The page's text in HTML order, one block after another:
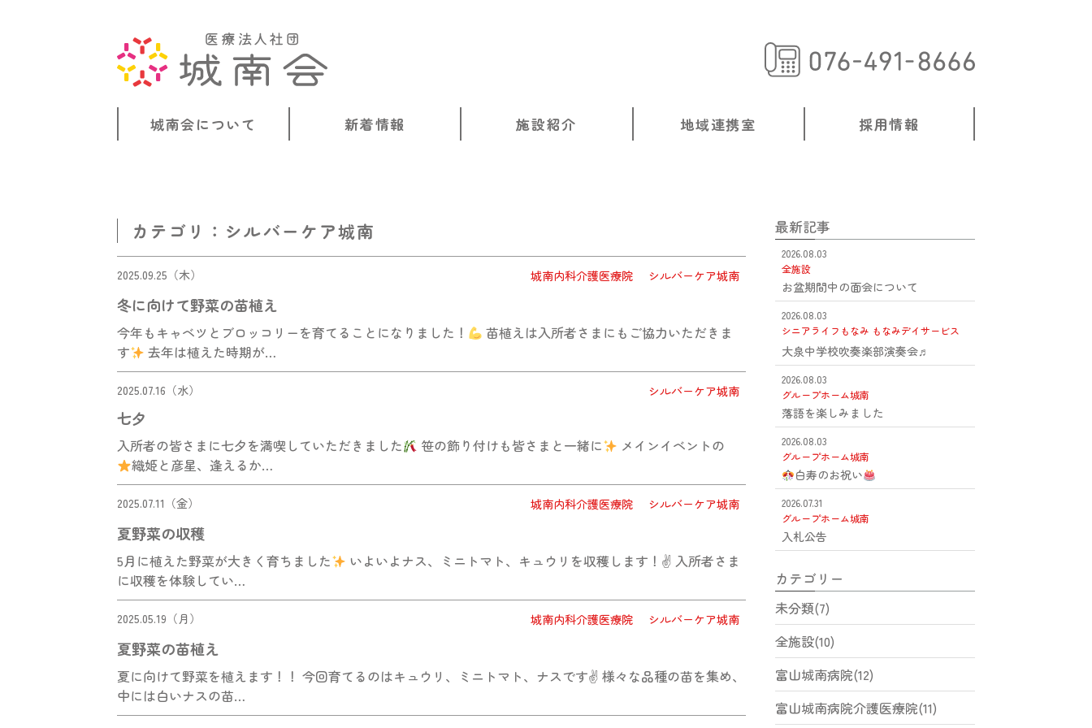
城南会について 新着情報 施設紹介 地域連携室 採用情報
カテゴリ：シルバーケア城南
2025.09.25（木） 城南内科介護医療院 シルバーケア城南
冬に向けて野菜の苗植え
今年もキャベツとブロッコリーを育てることになりました！
苗植えは入所者さまにもご協力いただきま
す
去年は植えた時期が…
2025.07.16（水） シルバーケア城南
七夕
入所者の皆さまに七夕を満喫していただきました 笹の飾り付けも皆さまと一緒に
メインイベントの
織姫と彦星、逢えるか…
2025.07.11（金） 城南内科介護医療院 シルバーケア城南
夏野菜の収穫
5月に植えた野菜が大きく育ちました いよいよナス、ミニトマト、キュウリを収穫します！✌ 入所者さま
に収穫を体験してい…
2025.05.19（月） 城南内科介護医療院 シルバーケア城南
夏野菜の苗植え
夏に向けて野菜を植えます！！ 今回育てるのはキュウリ、ミニトマト、ナスです✌️ 様々な品種の苗を集め、
中には白いナスの苗…
最新記事
2026.08.03
全施設
お盆期間中の面会について
2026.08.03
シニアライフもなみ もなみデイサービス
大泉中学校吹奏楽部演奏会♬
2026.08.03
グループホーム城南
落語を楽しみました
2026.08.03
グループホーム城南
白寿のお祝い
2026.07.31
グループホーム城南
入札公告
カテゴリー
未分類(7)
全施設(10)
富山城南病院(12)
富山城南病院介護医療院(11)